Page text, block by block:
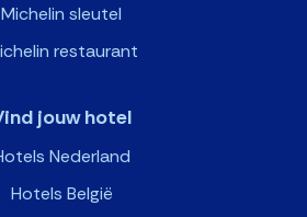
Michelin sleutel
restaurant
jouw hotel
Nederland
Hotels België